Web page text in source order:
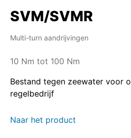
SVM/SVMR
Multi-turn aandrijvingen
10 Nm tot 100 Nm
Bestand tegen zeewater voor
regelbedrijf
Naar het product